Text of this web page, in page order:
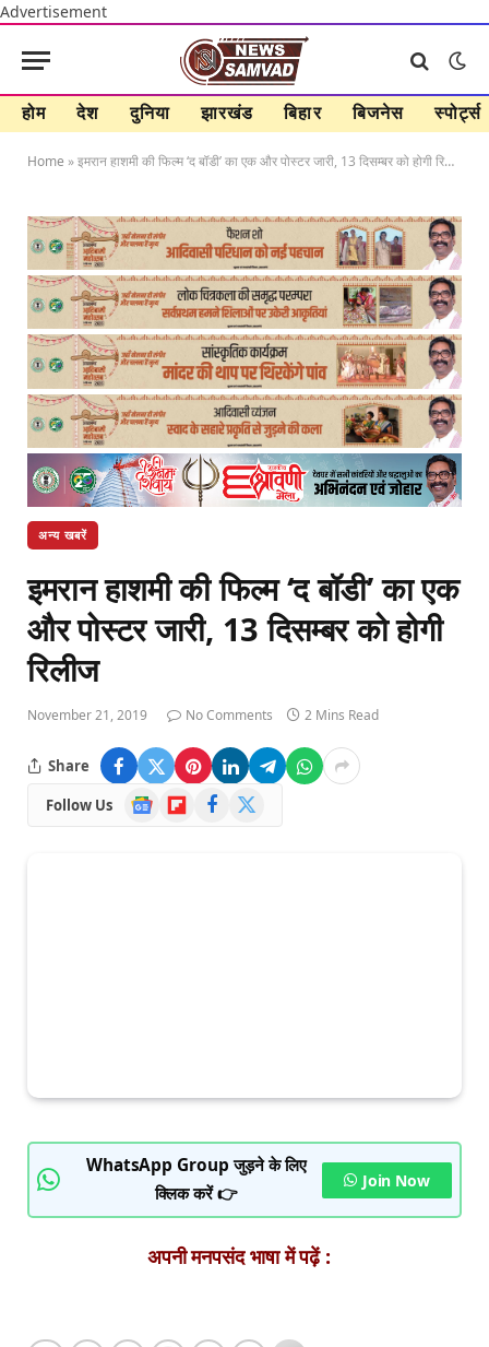
Advertisement
होम देश दुनिया झारखंड बिहार बिजनेस स्पोर्ट्स
Home »इमरान हाशमी की फिल्म ‘द बॉडी’ का एक और पोस्टर जारी, 13 दिसम्बर को होगी रिलीज
अन्य खबरें
इमरान हाशमी की फिल्म ‘द बॉडी’ का एक
और पोस्टर जारी, 13 दिसम्बर को होगी
रिलीज
November 21, 2019 No Comments 2 Mins Read
Share
Follow Us
Google
News
FlipboardFacebook
WhatsApp Group जुड़ने के लिए
क्लिक करें 👉
Join Now
अपनी मनपसंद भाषा में पढ़ें :